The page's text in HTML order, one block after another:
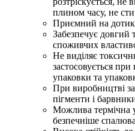
плином часу, не
Приємний на дотик
Забезпечує довгий
споживчих
Не виділяє
застосовується
упаковки та
При виробництві
пігменти і
Можлива термічна
безпечніше